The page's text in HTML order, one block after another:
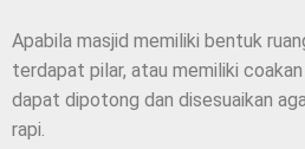
Apabila masjid memiliki bentuk
terdapat pilar, atau memiliki
dapat dipotong dan disesuaikan
rapi.